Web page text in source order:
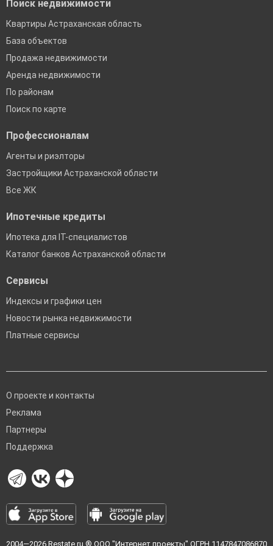
Поиск недвижимости
Квартиры Астраханская область
База объектов
Продажа недвижимости
Аренда недвижимости
По районам
Поиск по карте
Профессионалам
Агенты и риэлторы
Застройщики Астраханской области
Все ЖК
Ипотечные кредиты
Ипотека для IT-специалистов
Каталог банков Астраханской области
Сервисы
Индексы и графики цен
Новости рынка недвижимости
Платные сервисы
О проекте и контакты
Реклама
Партнеры
Поддержка
2004—2026 Restate.ru ® ООО "Интернет проекты" ОГРН 1147847086870